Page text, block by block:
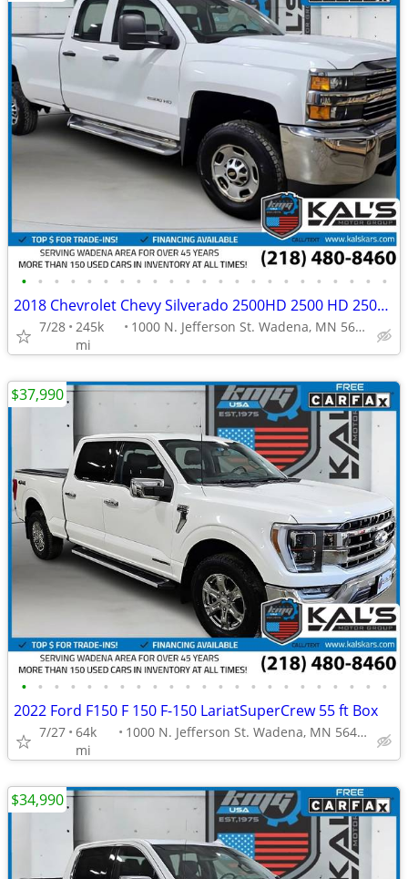
• • • • • • • • • • • • • • • • • • • • • • •
2018 Chevrolet Chevy Silverado 2500HD 2500 HD 2500-HD Work Truck Doubl
7/28 245k
mi
1000 N. Jefferson St. Wadena, MN 56482
• • • • • • • • • • • • • • • • • • • • • • •
2022 Ford F150 F 150 F-150 LariatSuperCrew 55 ft Box
7/27 64k
mi
1000 N. Jefferson St. Wadena, MN 56482
$37,990
$34,990